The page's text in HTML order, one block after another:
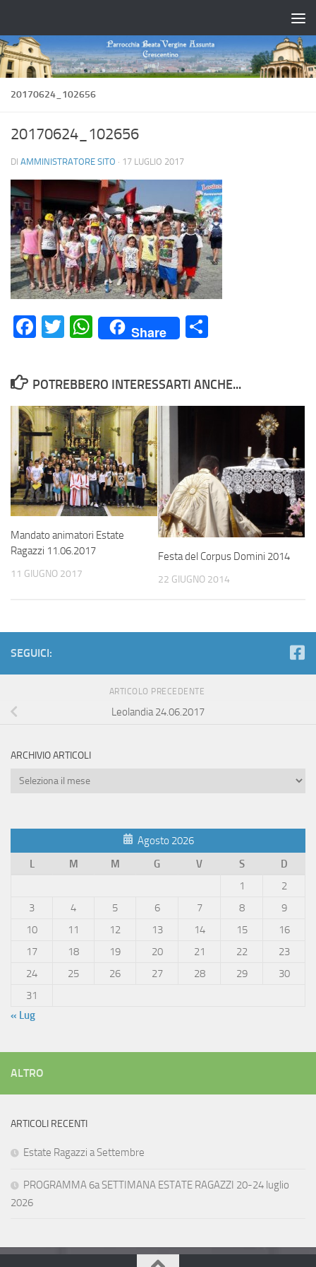
20170624_102656
20170624_102656
DI AMMINISTRATORE SITO · 17 LUGLIO 2017
Facebook
Twitter
WhatsApp
Share
POTREBBERO INTERESSARTI ANCHE...
Mandato animatori Estate
Ragazzi 11.06.2017
11 GIUGNO 2017
Festa del Corpus Domini 2014
22 GIUGNO 2014
SEGUICI:
ARTICOLO PRECEDENTE
Leolandia 24.06.2017
ARCHIVIO ARTICOLI
Archivio
Agosto 2026
L
M M G V S
D
1
2
3
4 5 6 7 8
9
10
11 12 13 14 15
16
17
18 19 20 21 22
23
24
25 26 27 28 29
30
31
« Lug
ALTRO
ARTICOLI RECENTI
Estate Ragazzi a Settembre
PROGRAMMA 6a SETTIMANA ESTATE RAGAZZI 20-24 luglio
2026